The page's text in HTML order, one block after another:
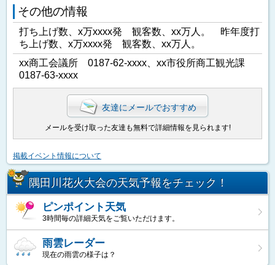
その他の情報
打ち上げ数、x万xxxx発 観客数、xx万人。 昨年度打
ち上げ数、x万xxxx発 観客数、xx万人。
xx商工会議所 0187-62-xxxx、xx市役所商工観光課
0187-63-xxxx
友達にメールでおすすめ
メールを受け取った友達も無料で詳細情報を見られます!
掲載イベント情報について
隅田川花火大会の天気予報をチェック！
ピンポイント天気
3時間毎の詳細天気をご覧いただけます。
雨雲レーダー
現在の雨雲の様子は？